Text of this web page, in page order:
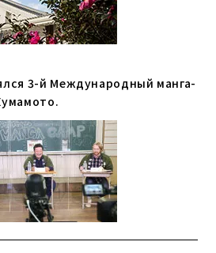
3-й Международный манга-